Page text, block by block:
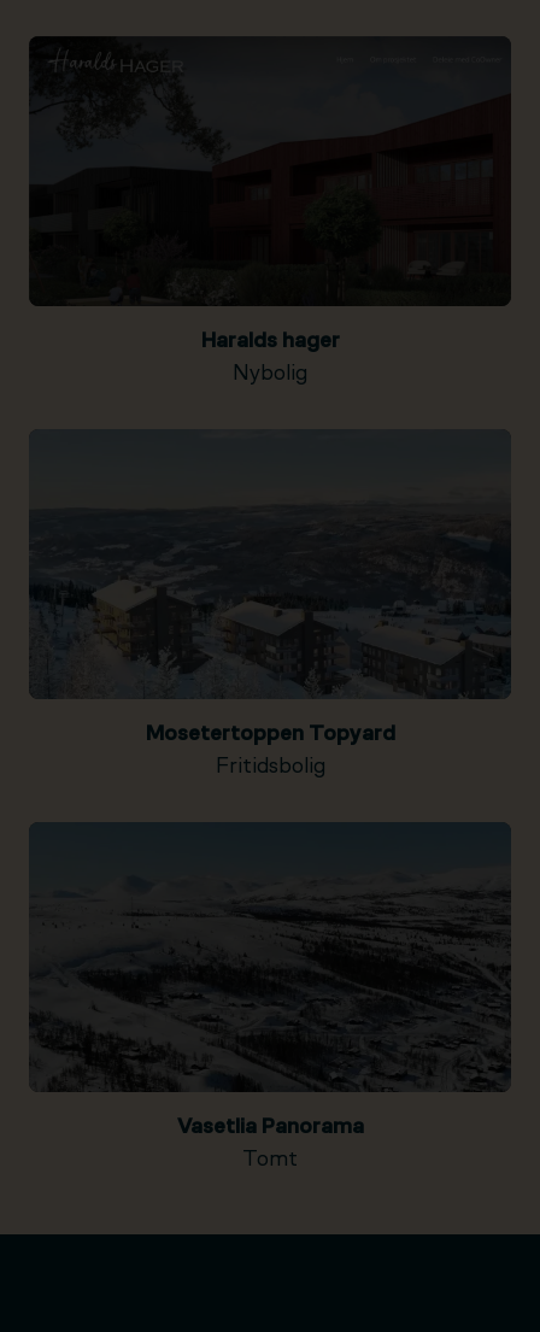
Haralds hager
Nybolig
Mosetertoppen Topyard
Fritidsbolig
Vasetlia Panorama
Tomt